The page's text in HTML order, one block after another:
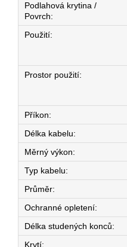
Podlahová krytina /
Povrch:
Použití:
Prostor použití:
Příkon:
Délka kabelu:
Měrný výkon:
Typ kabelu:
Průměr:
Ochranné opletení:
Délka studených konců:
Krytí: